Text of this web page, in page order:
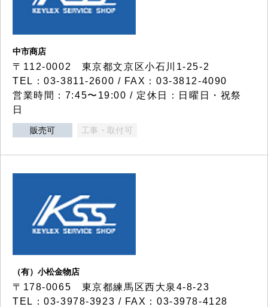
中市商店
〒112-0002 東京都文京区小石川1-25-2
TEL：03-3811-2600 / FAX：03-3812-4090
営業時間：7:45〜19:00 / 定休日：日曜日・祝祭
日
販売可 工事・取付可
（有）小松金物店
〒178-0065 東京都練馬区西大泉4-8-23
TEL：03-3978-3923 / FAX：03-3978-4128